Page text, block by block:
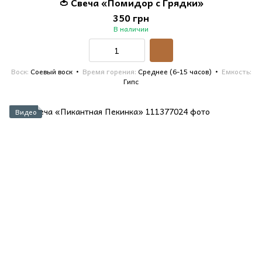
350 грн
В наличии
Воск Соевый воск Время горения Среднее (6-15 часов)
Емкость
Гипс
Видео